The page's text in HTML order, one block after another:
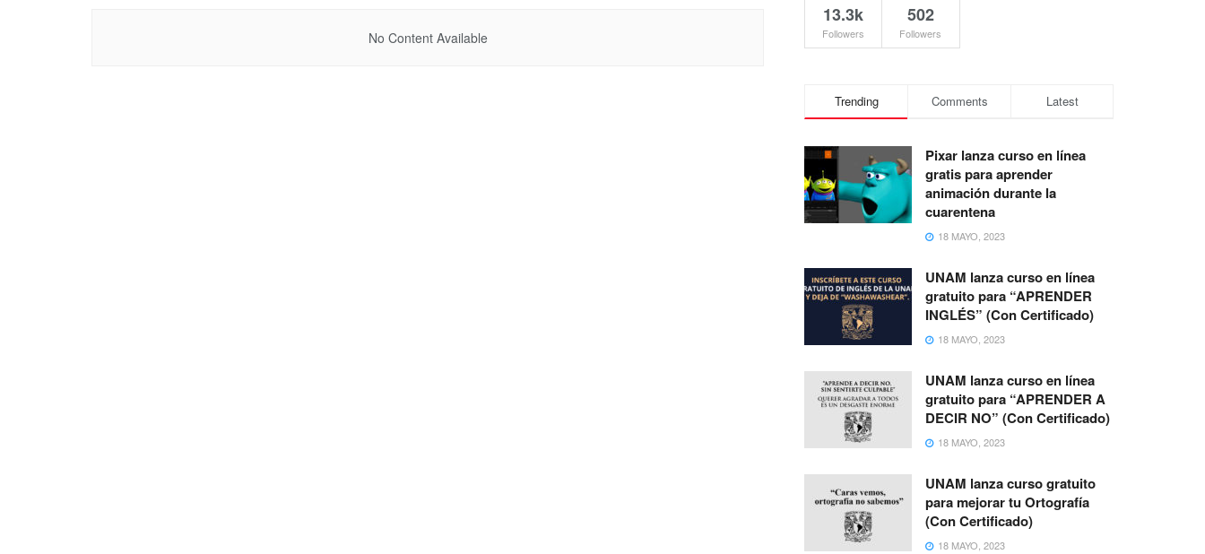
No Content Available
13.3k
Followers
502
Followers
Trending Comments Latest
Pixar lanza curso en línea
gratis para aprender
animación durante la
cuarentena
18 MAYO, 2023
UNAM lanza curso en línea
gratuito para “APRENDER
INGLÉS” (Con Certificado)
18 MAYO, 2023
UNAM lanza curso en línea
gratuito para “APRENDER A
DECIR NO” (Con Certificado)
18 MAYO, 2023
UNAM lanza curso gratuito
para mejorar tu Ortografía
(Con Certificado)
18 MAYO, 2023